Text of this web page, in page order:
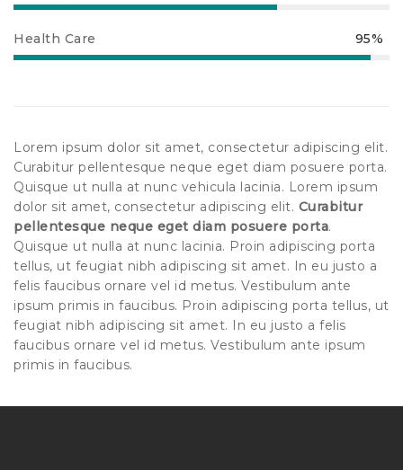
Health Care 95%
Lorem ipsum dolor sit amet, consectetur adipiscing elit.
Curabitur pellentesque neque eget diam posuere porta.
Quisque ut nulla at nunc vehicula lacinia. Lorem ipsum
dolor sit amet, consectetur adipiscing elit. Curabitur
pellentesque neque eget diam posuere porta.
Quisque ut nulla at nunc lacinia. Proin adipiscing porta
tellus, ut feugiat nibh adipiscing sit amet. In eu justo a
felis faucibus ornare vel id metus. Vestibulum ante
ipsum primis in faucibus. Proin adipiscing porta tellus, ut
feugiat nibh adipiscing sit amet. In eu justo a felis
faucibus ornare vel id metus. Vestibulum ante ipsum
primis in faucibus.